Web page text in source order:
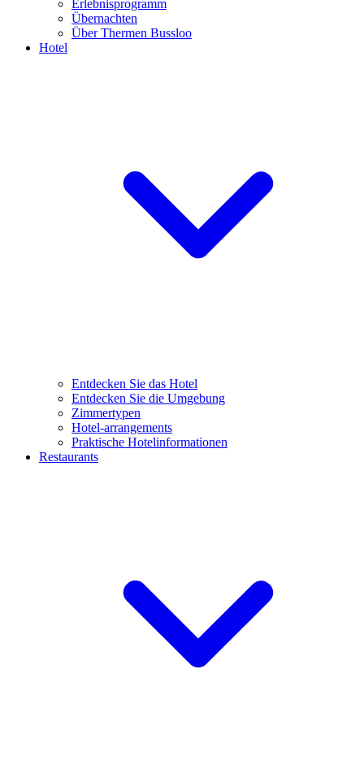
Erlebnisprogramm
Übernachten
Über Thermen Bussloo
Hotel
Entdecken Sie das Hotel
Entdecken Sie die Umgebung
Zimmertypen
Hotel-arrangements
Praktische Hotelinformationen
Restaurants